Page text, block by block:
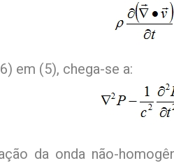
em (5), chega-se a:
da onda não-